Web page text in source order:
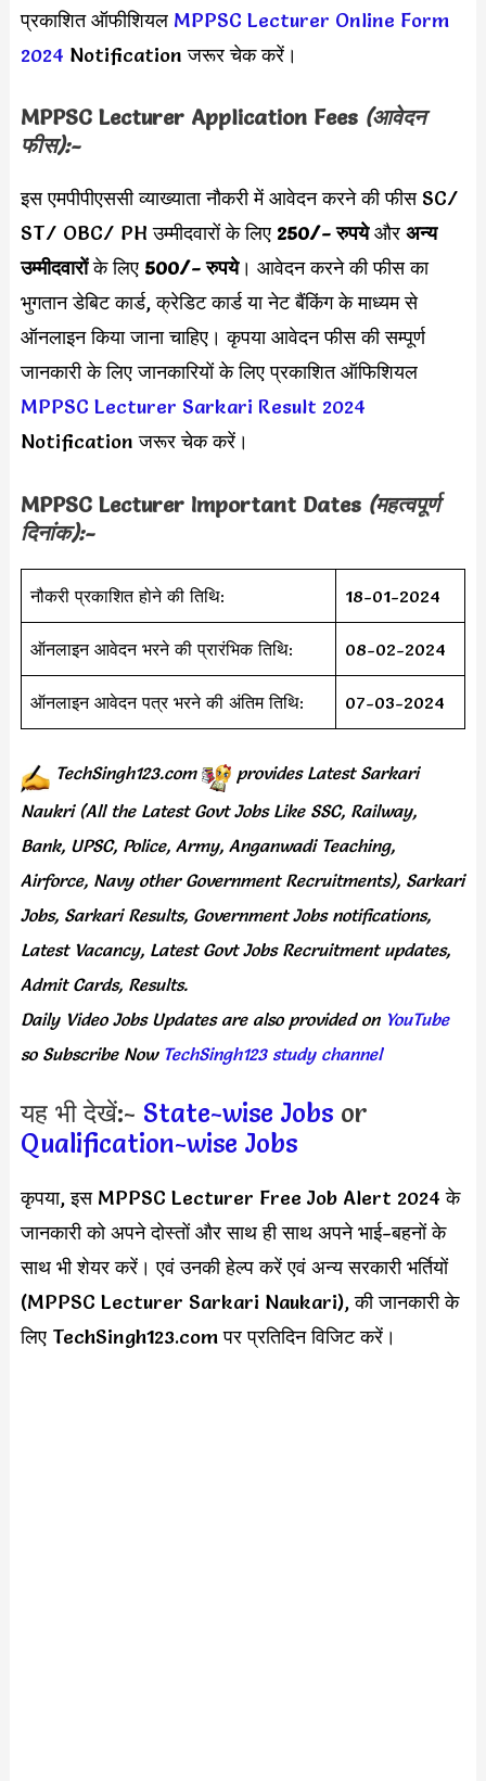
प्रकाशित ऑफीशियल MPPSC Lecturer Online Form
2024 Notification जरूर चेक करें।
MPPSC Lecturer Application Fees (आवेदन
फीस):-
इस एमपीपीएससी व्याख्याता नौकरी में आवेदन करने की फीस SC/
ST/ OBC/ PH उम्मीदवारों के लिए250/- रुपयेऔर अन्य
उम्मीदवारोंके लिए 500/- रुपये। आवेदन करने की फीस का
भुगतान डेबिट कार्ड, क्रेडिट कार्ड या नेट बैंकिंग के माध्यम से
ऑनलाइन किया जाना चाहिए। कृपया आवेदन फीस की सम्पूर्ण
जानकारी के लिए जानकारियों के लिए प्रकाशित ऑफिशियल
MPPSC Lecturer Sarkari Result 2024
Notification जरूर चेक करें।
MPPSC Lecturer Important Dates (महत्वपूर्ण
दिनांक):-
नौकरी प्रकाशित होने की तिथि: 18-01-2024
ऑनलाइन आवेदन भरने की प्रारंभिक तिथि: 08-02-2024
ऑनलाइन आवेदन पत्र भरने की अंतिम तिथि: 07-03-2024
TechSingh123.com provides Latest Sarkari
Naukri (All the Latest Govt Jobs Like SSC, Railway,
Bank, UPSC, Police, Army, Anganwadi Teaching,
Airforce, Navy other Government Recruitments), Sarkari
Jobs, Sarkari Results, Government Jobs notifications,
Latest Vacancy, Latest Govt Jobs Recruitment updates,
Admit Cards, Results.
Daily Video Jobs Updates are also provided onYouTube
so Subscribe Now TechSingh123 study channel
यह भी देखें:- State-wise Jobs or
Qualification-wise Jobs
कृपया, इस MPPSC Lecturer Free Job Alert 2024 के
जानकारी को अपने दोस्तों और साथ ही साथ अपने भाई-बहनों के
साथ भी शेयर करें। एवं उनकी हेल्प करें एवं अन्य सरकारी भर्तियों
(MPPSC Lecturer Sarkari Naukari), की जानकारी के
लिए TechSingh123.com पर प्रतिदिन विजिट करें।